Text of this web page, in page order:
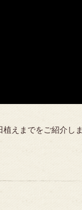
えまでをご紹介しま